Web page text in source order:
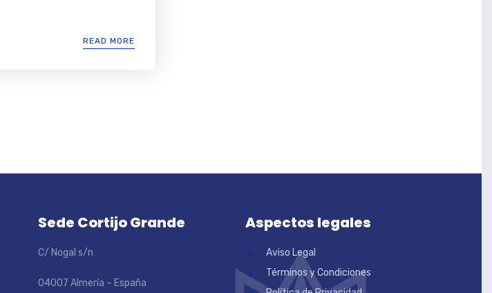
READ MORE
Sede Cortijo Grande
C/ Nogal s/n
04007 Almería – España
Aspectos legales
Aviso Legal
Términos y Condiciones